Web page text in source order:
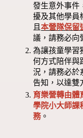
發生意外事件
擾及其他學員
且本營隊保留
議，請務必向
為讓孩童學習
何方式陪伴與
況，請務必於
告知，以達雙
育樂營轉由體
學院小大師課
務。